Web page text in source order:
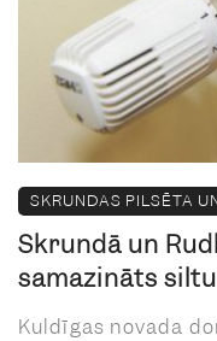
SKRUNDAS PILSĒTA
Skrundā un
samazināts
Kuldīgas novada